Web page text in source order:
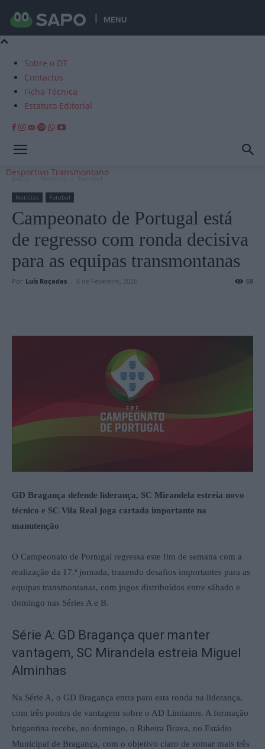
MENU
Sobre o DT
Contactos
Ficha Técnica
Estatuto Editorial
Desportivo Transmontano
Início Notícias Futebol
Notícias Futebol
Campeonato de Portugal está
de regresso com ronda decisiva
para as equipas transmontanas
Por Luís Roçadas - 6 de Fevereiro, 2026 69
GD Bragança defende liderança, SC Mirandela estreia novo
técnico e SC Vila Real joga cartada importante na
manutenção
O Campeonato de Portugal regressa este fim de semana com a
realização da 17.ª jornada, trazendo desafios importantes para as
equipas transmontanas, com jogos distribuídos entre sábado e
domingo nas Séries A e B.
Série A: GD Bragança quer manter
vantagem, SC Mirandela estreia Miguel
Alminhas
Na Série A, o GD Bragança entra para esta ronda na liderança,
com três pontos de vantagem sobre o AD Limianos. A formação
brigantina recebe, no domingo, o Ribeira Brava, no Estádio
Municipal de Bragança, com o objetivo claro de somar mais três